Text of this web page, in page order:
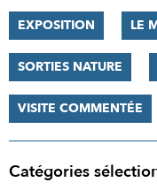
EXPOSITION LE
SORTIES NATURE
VISITE COMMENTÉE
Catégories